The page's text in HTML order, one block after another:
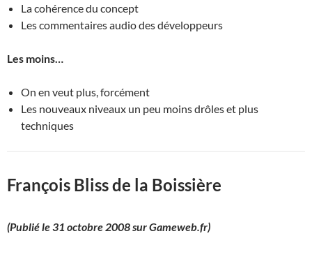
La cohérence du concept
Les commentaires audio des développeurs
Les moins…
On en veut plus, forcément
Les nouveaux niveaux un peu moins drôles et plus
techniques
François Bliss de la Boissière
(Publié le 31 octobre 2008 sur Gameweb.fr)